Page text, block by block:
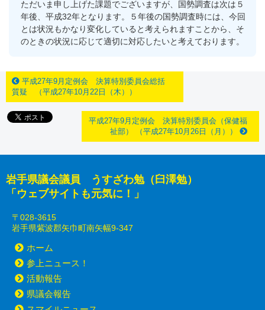
ただいま申し上げた課題でございますが、国勢調査は次は５
年後、平成32年となります。５年後の国勢調査時には、今回
とは状況もかなり変化していると考えられますことから、そ
のときの状況に応じて適切に対応したいと考えております。
平成27年9月定例会 決算特別委員会総括
質疑 （平成27年10月22日（木））
平成27年9月定例会 決算特別委員会（保健福
祉部） （平成27年10月26日（月））
岩手県議会議員 うすざわ勉（臼澤勉）
「ウェブサイトも元気に！」
〒028-3615
岩手県紫波郡矢巾町南矢幅9-347
ホーム
参上ニュース！
活動報告
県議会報告